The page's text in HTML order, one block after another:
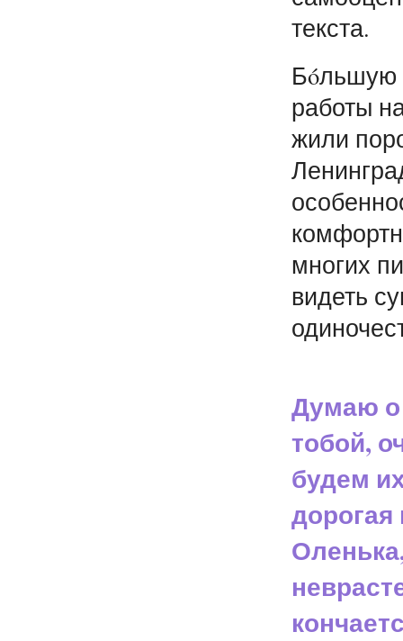
текста.
Бóльшую
работы
жили
многих
видеть
Думаю о
тобой,
будем